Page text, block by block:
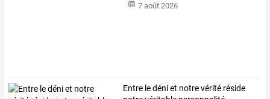
7 août 2026
Entre le déni et notre vérité réside